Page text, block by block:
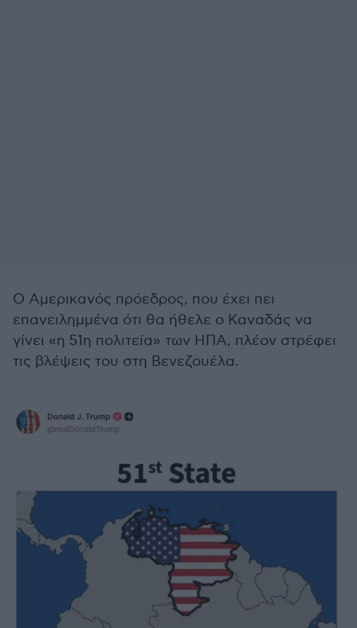
Ο Αμερικανός πρόεδρος, που έχει πει
επανειλημμένα ότι θα ήθελε ο Καναδάς να
γίνει «η 51η πολιτεία» των ΗΠΑ, πλέον στρέφει
τις βλέψεις του στη Βενεζουέλα.